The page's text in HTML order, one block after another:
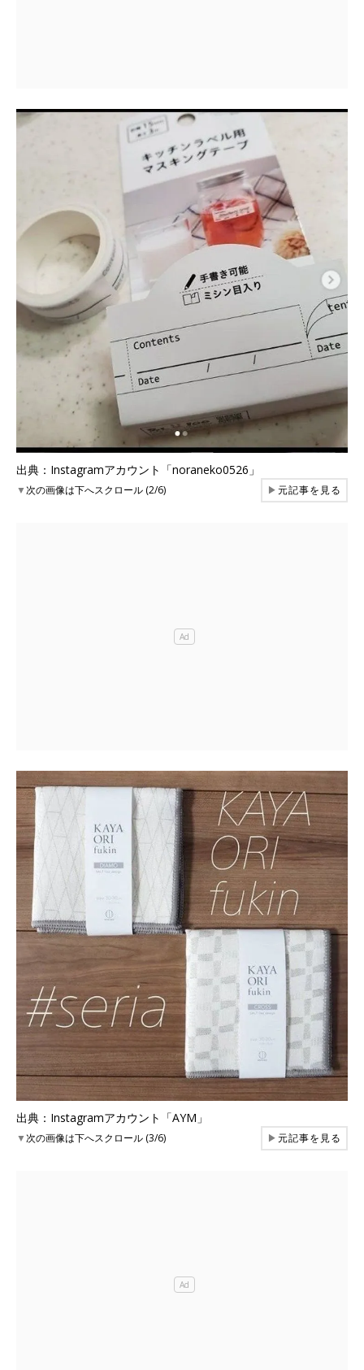
出典：Instagramアカウント「noraneko0526」
▼次の画像は下へスクロール (2/6) ▶元記事を見る
出典：Instagramアカウント「AYM」
▼次の画像は下へスクロール (3/6) ▶元記事を見る